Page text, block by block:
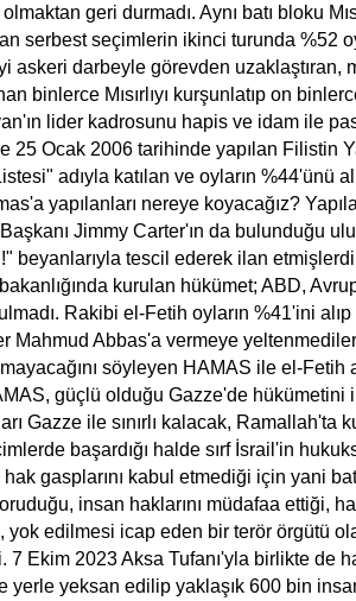
geri durmadı. Aynı batı bloku
serbest seçimlerin ikinci turunda %52
askeri darbeyle görevden uzaklaştıran,
binlerce Mısırlıyı kurşunlatıp on
lider kadrosunu hapis ve idam ile
25 Ocak 2006 tarihinde yapılan Filistin
adıyla katılan ve oyların %44'ünü
yapılanları nereye koyacağız?
Başkanı Jimmy Carter'ın da bulunduğu
beyanlarıyla tescil ederek ilan
kurulan hükümet; ABD,
Rakibi el-Fetih oyların %41'ini
Mahmud Abbas'a vermeye
söyleyen HAMAS ile el-Fetih
güçlü olduğu Gazze'de hükümetini
Gazze ile sınırlı kalacak, Ramallah'ta
başardığı halde sırf İsrail'in
gasplarını kabul etmediği için yani
insan haklarını müdafaa ettiği,
yok edilmesi icap eden bir terör örgütü
Ekim 2023 Aksa Tufanı'yla birlikte de
yerle yeksan edilip yaklaşık 600 bin